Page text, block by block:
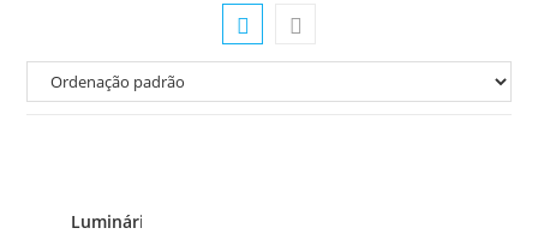
Luminária